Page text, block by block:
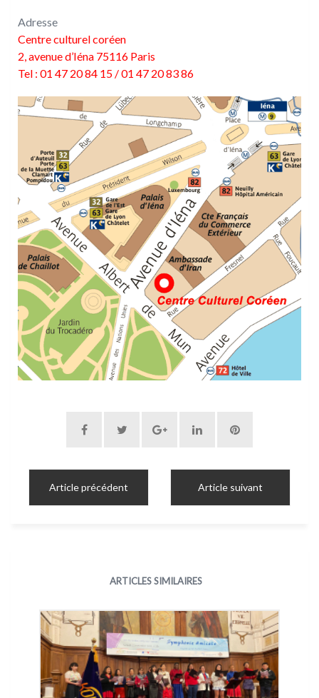
Adresse
Centre culturel coréen
2, avenue d’Iéna 75116 Paris
Tel : 01 47 20 84 15 / 01 47 20 83 86
Article précédent Article suivant
ARTICLES SIMILAIRES